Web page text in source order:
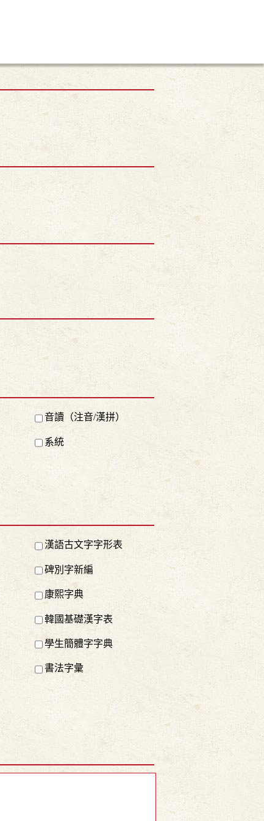
音讀（注音/漢拼）
系統
漢語古文字字形表
碑別字新編
康熙字典
韓國基礎漢字表
學生簡體字字典
書法字彙